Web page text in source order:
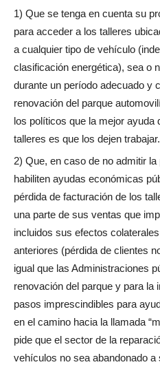
1) Que se tenga en cuenta su
para acceder a los talleres
a cualquier tipo de vehículo
clasificación energética), sea o
durante un período adecuado y
renovación del parque
los políticos que la mejor ayuda
talleres es que los dejen trabajar.
2) Que, en caso de no admitir
habiliten ayudas económicas
pérdida de facturación de los
una parte de sus ventas que
incluidos sus efectos
anteriores (pérdida de clientes
igual que las Administraciones
renovación del parque y para la
pasos imprescindibles para
en el camino hacia la llamada
pide que el sector de la
vehículos no sea abandonado